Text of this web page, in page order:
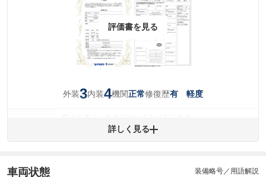
評価書を見る
外装3内装4機関正常修復歴有 軽度
キズ・へこみについて問い合わせる
詳しく見る
車両状態 装備略号／用語解説